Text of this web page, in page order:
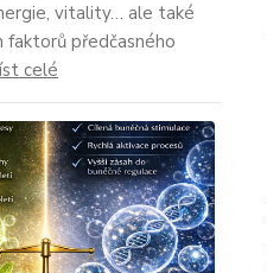
vitality… ale také
faktorů předčasného
celé